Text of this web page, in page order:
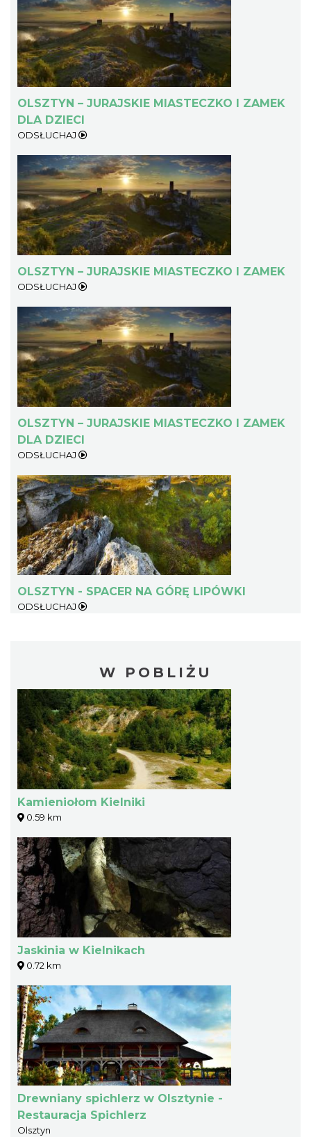
OLSZTYN – JURAJSKIE MIASTECZKO I ZAMEK
DLA DZIECI
ODSŁUCHAJ
OLSZTYN – JURAJSKIE MIASTECZKO I ZAMEK
ODSŁUCHAJ
OLSZTYN – JURAJSKIE MIASTECZKO I ZAMEK
DLA DZIECI
ODSŁUCHAJ
OLSZTYN - SPACER NA GÓRĘ LIPÓWKI
ODSŁUCHAJ
W POBLIŻU
Kamieniołom Kielniki
0.59 km
Jaskinia w Kielnikach
0.72 km
Drewniany spichlerz w Olsztynie -
Restauracja Spichlerz
Olsztyn